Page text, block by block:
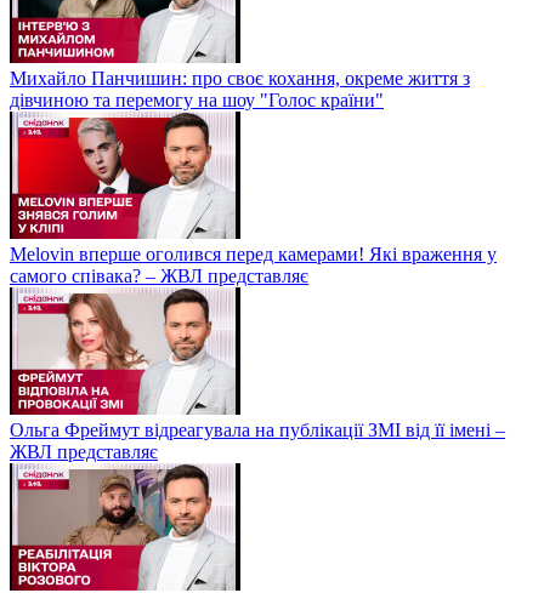
Михайло Панчишин: про своє кохання, окреме життя з
дівчиною та перемогу на шоу "Голос країни"
Melovin вперше оголився перед камерами! Які враження у
самого співака? – ЖВЛ представляє
Ольга Фреймут відреагувала на публікації ЗМІ від її імені –
ЖВЛ представляє